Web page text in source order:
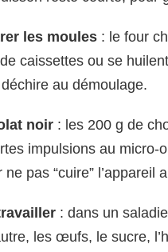
les moules : le four
caissettes ou se
au démoulage.
noir : les 200 g de
impulsions au micro-
pas “cuire” l’appareil
: dans un
les œufs, le sucre,